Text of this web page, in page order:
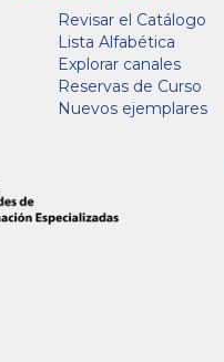
Revisar el Catálogo
Lista Alfabética
Explorar canales
Reservas de Curso
Nuevos ejemplares